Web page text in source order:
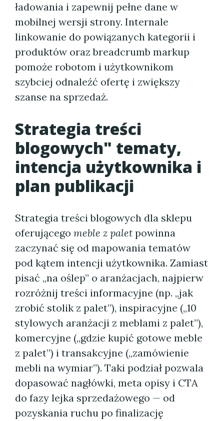
ładowania i zapewnij pełne dane w
mobilnej wersji strony. Internale
linkowanie do powiązanych kategorii i
produktów oraz breadcrumb markup
pomoże robotom i użytkownikom
szybciej odnaleźć ofertę i zwiększy
szanse na sprzedaż.
Strategia treści
blogowych" tematy,
intencja użytkownika i
plan publikacji
Strategia treści blogowych dla sklepu
oferującego meble z palet powinna
zaczynać się od mapowania tematów
pod kątem intencji użytkownika. Zamiast
pisać „na oślep” o aranżacjach, najpierw
rozróżnij treści informacyjne (np. „jak
zrobić stolik z palet”), inspiracyjne („10
stylowych aranżacji z meblami z palet”),
komercyjne („gdzie kupić gotowe meble
z palet”) i transakcyjne („zamówienie
mebli na wymiar”). Taki podział pozwala
dopasować nagłówki, meta opisy i CTA
do fazy lejka sprzedażowego — od
pozyskania ruchu po finalizację